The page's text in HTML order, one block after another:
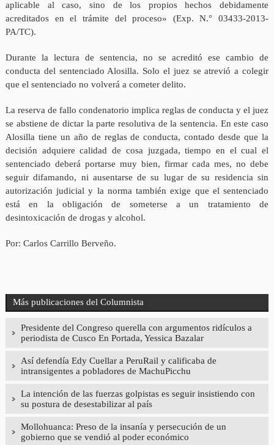
aplicable al caso, sino de los propios hechos debidamente
acreditados en el trámite del proceso» (Exp. N.° 03433-2013-
PA/TC).
Durante la lectura de sentencia, no se acreditó ese cambio de
conducta del sentenciado Alosilla. Solo el juez se atrevió a colegir
que el sentenciado no volverá a cometer delito.
La reserva de fallo condenatorio implica reglas de conducta y el juez
se abstiene de dictar la parte resolutiva de la sentencia. En este caso
Alosilla tiene un año de reglas de conducta, contado desde que la
decisión adquiere calidad de cosa juzgada, tiempo en el cual el
sentenciado deberá portarse muy bien, firmar cada mes, no debe
seguir difamando, ni ausentarse de su lugar de su residencia sin
autorización judicial y la norma también exige que el sentenciado
está en la obligación de someterse a un tratamiento de
desintoxicación de drogas y alcohol.
Por: Carlos Carrillo Berveño.
Más publicaciones del Columnista
Presidente del Congreso querella con argumentos ridículos a
periodista de Cusco En Portada, Yessica Bazalar
Así defendía Edy Cuellar a PeruRail y calificaba de
intransigentes a pobladores de MachuPicchu
La intención de las fuerzas golpistas es seguir insistiendo con
su postura de desestabilizar al país
Mollohuanca: Preso de la insanía y persecución de un
gobierno que se vendió al poder económico